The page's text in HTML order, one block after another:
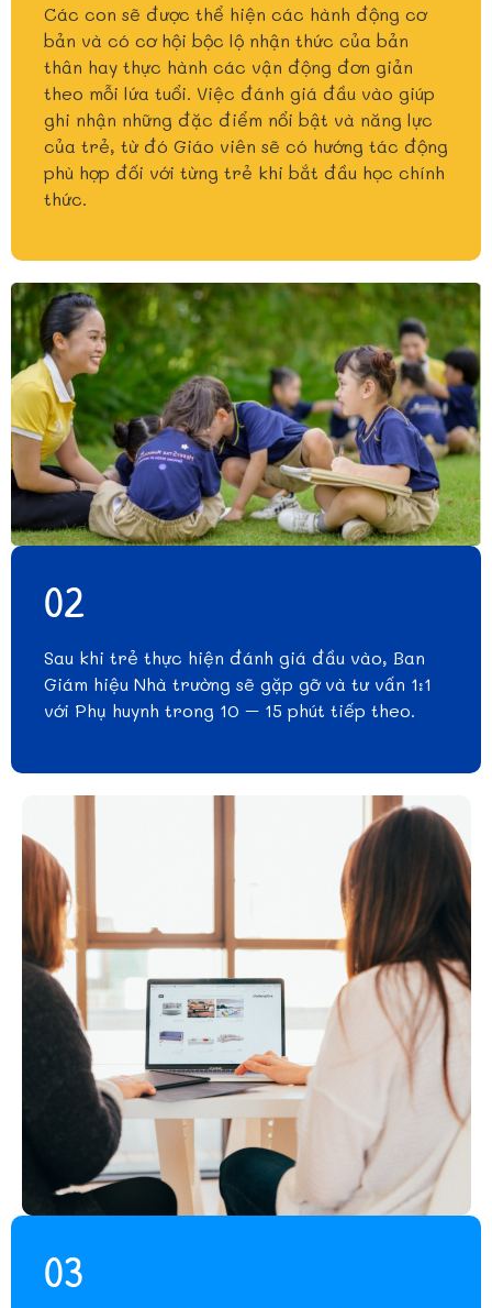
Các con sẽ được thể hiện các hành động cơ
bản và có cơ hội bộc lộ nhận thức của bản
thân hay thực hành các vận động đơn giản
theo mỗi lứa tuổi. Việc đánh giá đầu vào giúp
ghi nhận những đặc điểm nổi bật và năng lực
của trẻ, từ đó Giáo viên sẽ có hướng tác động
phù hợp đối với từng trẻ khi bắt đầu học chính
thức.
02
Sau khi trẻ thực hiện đánh giá đầu vào, Ban
Giám hiệu Nhà trường sẽ gặp gỡ và tư vấn 1:1
với Phụ huynh trong 10 – 15 phút tiếp theo.
03